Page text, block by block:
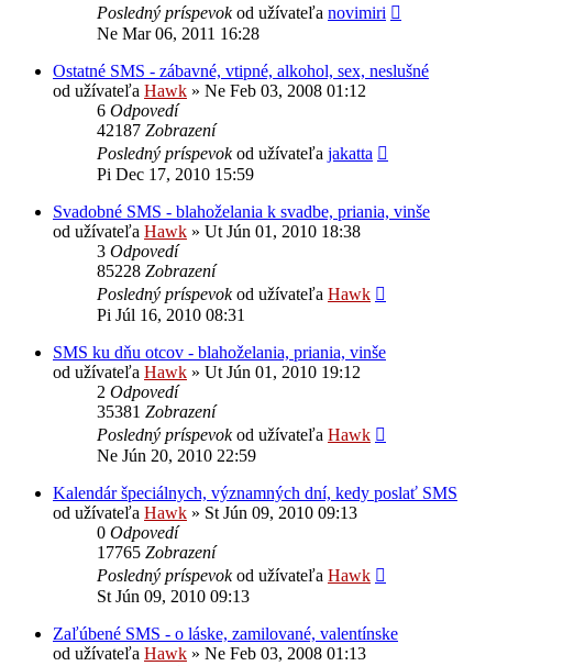
Posledný príspevokod užívateľa novimiri
Ne Mar 06, 2011 16:28
Ostatné SMS - zábavné, vtipné, alkohol, sex, neslušné
od užívateľa Hawk » Ne Feb 03, 2008 01:12
6 Odpovedí
42187 Zobrazení
Posledný príspevokod užívateľa jakatta
Pi Dec 17, 2010 15:59
Svadobné SMS - blahoželania k svadbe, priania, vinše
od užívateľa Hawk » Ut Jún 01, 2010 18:38
3 Odpovedí
85228 Zobrazení
Posledný príspevokod užívateľa Hawk
Pi Júl 16, 2010 08:31
SMS ku dňu otcov - blahoželania, priania, vinše
od užívateľa Hawk » Ut Jún 01, 2010 19:12
2 Odpovedí
35381 Zobrazení
Posledný príspevokod užívateľa Hawk
Ne Jún 20, 2010 22:59
Kalendár špeciálnych, významných dní, kedy poslať SMS
od užívateľa Hawk » St Jún 09, 2010 09:13
0 Odpovedí
17765 Zobrazení
Posledný príspevokod užívateľa Hawk
St Jún 09, 2010 09:13
Zaľúbené SMS - o láske, zamilované, valentínske
od užívateľa Hawk » Ne Feb 03, 2008 01:13